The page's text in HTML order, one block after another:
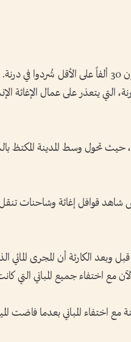
وقالت منظمة الهجرة الدولية التابعة للأمم المتحدة إن 30 ألفاً
التي يتعذر على عمال الإغاثة
حيث تحول وسط المدينة المكتظ
شاهد قوافل إغاثة وشاحنات
وبعد الكارثة أن المجرى المائي
مع اختفاء جميع المباني التي
اختفاء المباني بعدما فاضت